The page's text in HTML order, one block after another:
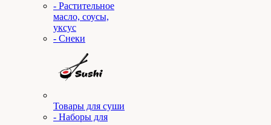
- Растительное
масло, соусы,
уксус
- Снеки
Товары для суши
- Наборы для